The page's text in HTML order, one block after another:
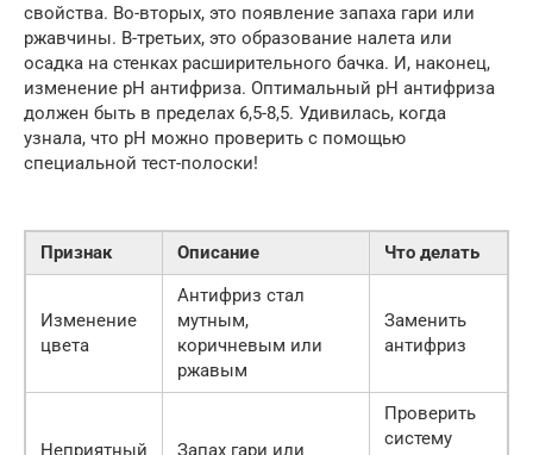
свойства. Во-вторых, это появление запаха гари или
ржавчины. В-третьих, это образование налета или
осадка на стенках расширительного бачка. И, наконец,
изменение pH антифриза. Оптимальный pH антифриза
должен быть в пределах 6,5-8,5. Удивилась, когда
узнала, что pH можно проверить с помощью
специальной тест-полоски!
Признак Описание Что делать
Изменение
цвета
Антифриз стал
мутным,
коричневым или
ржавым
Заменить
антифриз
Неприятный Запах гари или
Проверить
систему